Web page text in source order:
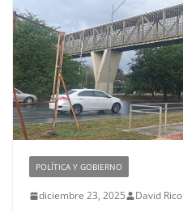
POLÍTICA Y GOBIERNO
diciembre 23, 2025 David Rico